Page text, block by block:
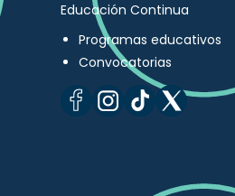
Educación Continua
Programas educativos
Convocatorias